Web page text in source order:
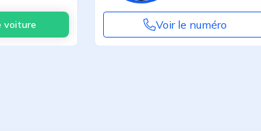
voiture Voir le numéro